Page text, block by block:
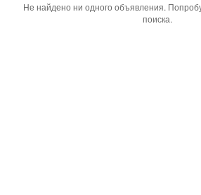
Не найдено ни одного объявления.
поиска.